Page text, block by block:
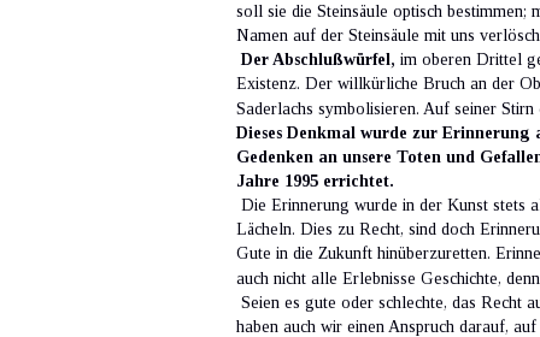
soll sie die Steinsäule optisch bestimmen;
Namen auf der Steinsäule mit uns
Der Abschlußwürfel, im oberen Drittel
Existenz. Der willkürliche Bruch an der
Saderlachs symbolisieren. Auf seiner Stirn
Dieses Denkmal wurde zur Erinnerung
Gedenken an unsere Toten und
Jahre 1995 errichtet.
Die Erinnerung wurde in der Kunst stets
Lächeln. Dies zu Recht, sind doch
Gute in die Zukunft hinüberzuretten.
auch nicht alle Erlebnisse Geschichte,
Seien es gute oder schlechte, das Recht
haben auch wir einen Anspruch darauf,